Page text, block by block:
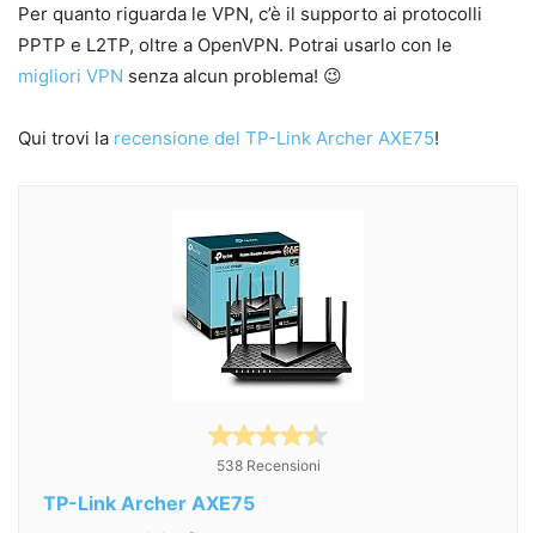
Per quanto riguarda le VPN, c’è il supporto ai protocolli
PPTP e L2TP, oltre a OpenVPN. Potrai usarlo con le
migliori VPN senza alcun problema! 😉
Qui trovi la recensione del TP-Link Archer AXE75!
538 Recensioni
TP-Link Archer AXE75